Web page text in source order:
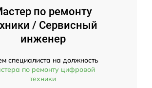
по ремонту
/ Сервисный
инженер
специалиста на должность
по ремонту цифровой
техники